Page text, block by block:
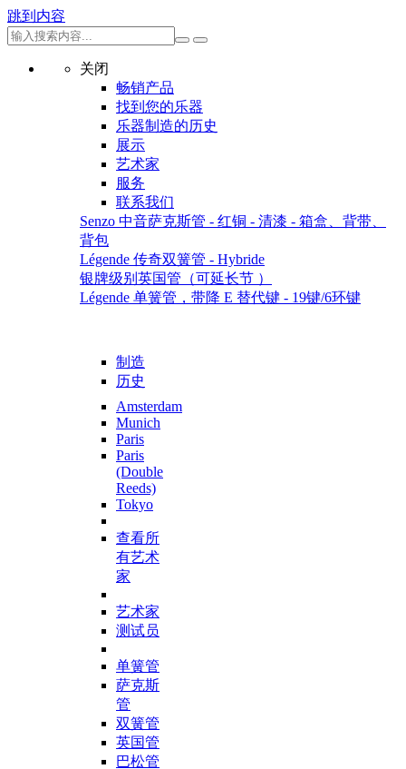
跳到内容
关闭
畅销产品
找到您的乐器
乐器制造的历史
展示
艺术家
服务
联系我们
Senzo 中音萨克斯管 - 红铜 - 清漆 - 箱盒、背带、
背包
Légende 传奇双簧管 - Hybride
银牌级别英国管（可延长节 ）
Légende 单簧管，带降 E 替代键 - 19键/6环键
制造
历史
Amsterdam
Munich
Paris
Paris
(Double
Reeds)
Tokyo
查看所
有艺术
家
艺术家
测试员
单簧管
萨克斯
管
双簧管
英国管
巴松管